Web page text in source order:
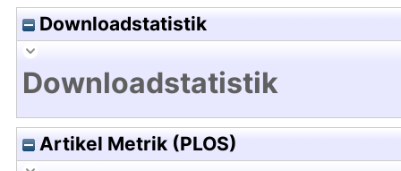
Downloadstatistik
Downloadstatistik
Artikel Metrik (PLOS)